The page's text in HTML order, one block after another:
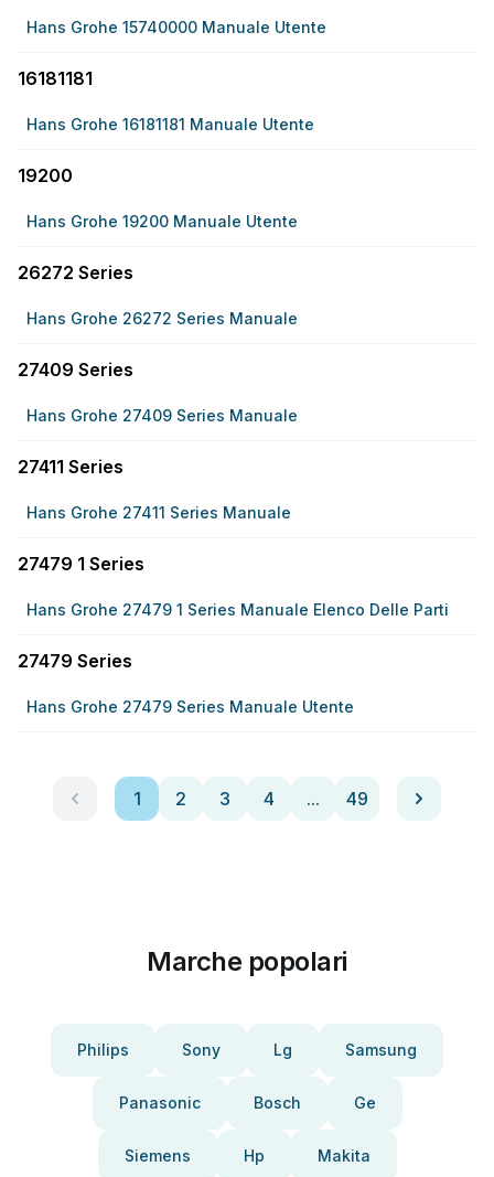
Hans Grohe 15740000 Manuale Utente
16181181
Hans Grohe 16181181 Manuale Utente
19200
Hans Grohe 19200 Manuale Utente
26272 Series
Hans Grohe 26272 Series Manuale
27409 Series
Hans Grohe 27409 Series Manuale
27411 Series
Hans Grohe 27411 Series Manuale
27479 1 Series
Hans Grohe 27479 1 Series Manuale Elenco Delle Parti
27479 Series
Hans Grohe 27479 Series Manuale Utente
1 2 3 4 ... 49
Marche popolari
Philips Sony Lg Samsung
Panasonic Bosch Ge
Siemens Hp Makita